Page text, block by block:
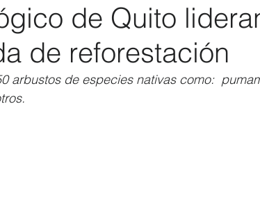
de Quito
de reforestación
arbustos de especies nativas como: